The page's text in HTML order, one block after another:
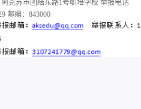
克苏市团结东路1号职培学校 举报电话
邮编：843000